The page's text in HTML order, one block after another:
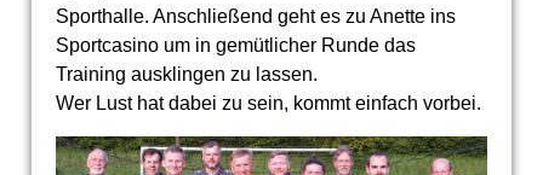
Sporthalle. Anschließend geht es zu Anette ins
Sportcasino um in gemütlicher Runde das
Training ausklingen zu lassen.
Wer Lust hat dabei zu sein, kommt einfach vorbei.